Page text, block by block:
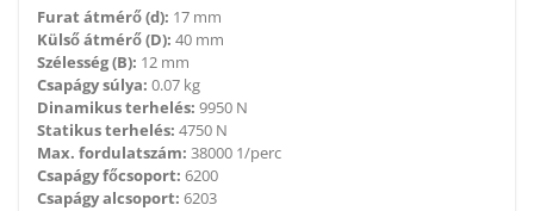
Furat átmérő (d): 17 mm
Külső átmérő (D): 40 mm
Szélesség (B): 12 mm
Csapágy súlya: 0.07 kg
Dinamikus terhelés: 9950 N
Statikus terhelés: 4750 N
Max. fordulatszám: 38000 1/perc
Csapágy főcsoport: 6200
Csapágy alcsoport: 6203